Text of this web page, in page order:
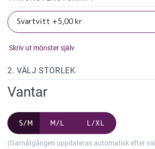
Skriv ut mönster själv
2. VÄLJ STORLEK
Vantar
S/M M/L L/XL
(Garnåtgången uppdateras automatisk efter